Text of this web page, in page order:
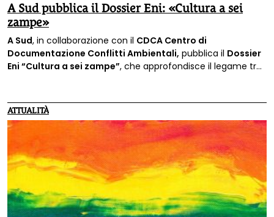
A Sud pubblica il Dossier Eni: «Cultura a sei
zampe»
A Sud, in collaborazione con il CDCA Centro di
Documentazione Conflitti Ambientali, pubblica il Dossier
Eni “Cultura a sei zampe”, che approfondisce il legame tra
ATTUALITÀ